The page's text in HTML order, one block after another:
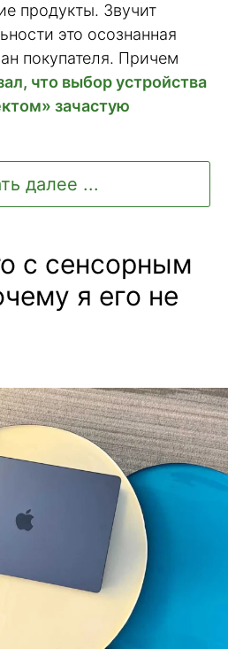
продукты. Звучит
это осознанная
покупателя. Причем
что выбор устройства
зачастую
далее ...
с сенсорным
я его не